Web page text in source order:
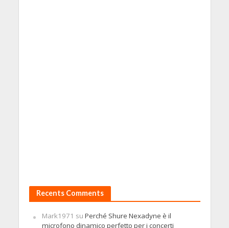
Recents Comments
Mark1971 su Perché Shure Nexadyne è il
microfono dinamico perfetto per i concerti